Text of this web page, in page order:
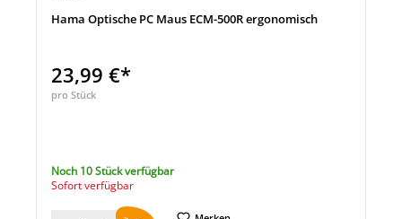
Hama Optische PC Maus ECM-500R ergonomisch
23,99 €*
pro Stück
Noch 10 Stück verfügbar
Sofort verfügbar